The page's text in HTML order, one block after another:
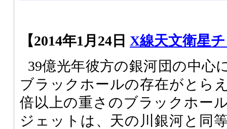
【2014年1月24日 X線天文衛星
39億光年彼方の銀河団の中心
ブラックホールの存在がとら
倍以上の重さのブラックホー
ジェットは、天の川銀河と同